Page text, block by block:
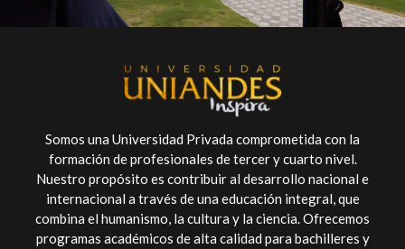
Somos una Universidad Privada comprometida con la
formación de profesionales de tercer y cuarto nivel.
Nuestro propósito es contribuir al desarrollo nacional e
internacional a través de una educación integral, que
combina el humanismo, la cultura y la ciencia. Ofrecemos
programas académicos de alta calidad para bachilleres y